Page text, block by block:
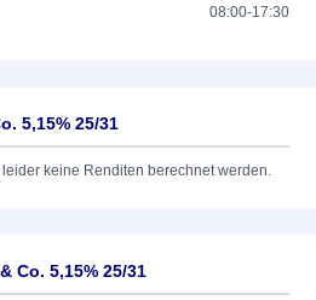
08:00-17:30
5,15% 25/31
keine Renditen berechnet werden.
Co. 5,15% 25/31